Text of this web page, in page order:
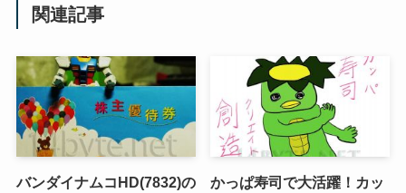
関連記事
バンダイナムコHD(7832)の
かっぱ寿司で大活躍！カッ